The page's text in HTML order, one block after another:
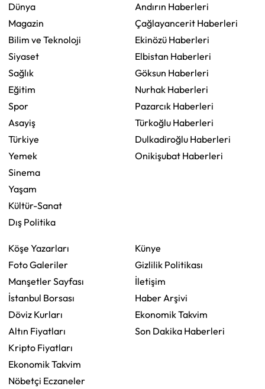
Dünya
Magazin
Bilim ve Teknoloji
Siyaset
Sağlık
Eğitim
Spor
Asayiş
Türkiye
Yemek
Sinema
Yaşam
Kültür-Sanat
Dış Politika
Andırın Haberleri
Çağlayancerit Haberleri
Ekinözü Haberleri
Elbistan Haberleri
Göksun Haberleri
Nurhak Haberleri
Pazarcık Haberleri
Türkoğlu Haberleri
Dulkadiroğlu Haberleri
Onikişubat Haberleri
Köşe Yazarları
Foto Galeriler
Manşetler Sayfası
İstanbul Borsası
Döviz Kurları
Altın Fiyatları
Kripto Fiyatları
Ekonomik Takvim
Nöbetçi Eczaneler
Künye
Gizlilik Politikası
İletişim
Haber Arşivi
Ekonomik Takvim
Son Dakika Haberleri